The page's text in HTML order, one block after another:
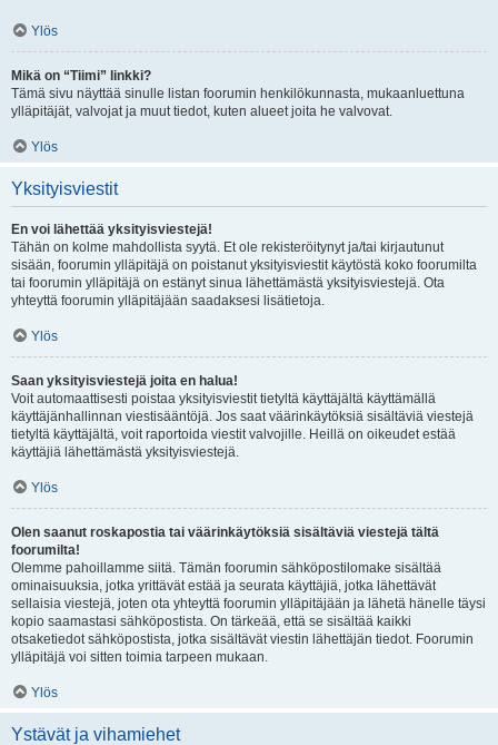
Ylös
Mikä on “Tiimi” linkki?
Tämä sivu näyttää sinulle listan foorumin henkilökunnasta, mukaanluettuna
ylläpitäjät, valvojat ja muut tiedot, kuten alueet joita he valvovat.
Ylös
Yksityisviestit
En voi lähettää yksityisviestejä!
Tähän on kolme mahdollista syytä. Et ole rekisteröitynyt ja/tai kirjautunut
sisään, foorumin ylläpitäjä on poistanut yksityisviestit käytöstä koko foorumilta
tai foorumin ylläpitäjä on estänyt sinua lähettämästä yksityisviestejä. Ota
yhteyttä foorumin ylläpitäjään saadaksesi lisätietoja.
Ylös
Saan yksityisviestejä joita en halua!
Voit automaattisesti poistaa yksityisviestit tietyltä käyttäjältä käyttämällä
käyttäjänhallinnan viestisääntöjä. Jos saat väärinkäytöksiä sisältäviä viestejä
tietyltä käyttäjältä, voit raportoida viestit valvojille. Heillä on oikeudet estää
käyttäjiä lähettämästä yksityisviestejä.
Ylös
Olen saanut roskapostia tai väärinkäytöksiä sisältäviä viestejä tältä
foorumilta!
Olemme pahoillamme siitä. Tämän foorumin sähköpostilomake sisältää
ominaisuuksia, jotka yrittävät estää ja seurata käyttäjiä, jotka lähettävät
sellaisia viestejä, joten ota yhteyttä foorumin ylläpitäjään ja lähetä hänelle täysi
kopio saamastasi sähköpostista. On tärkeää, että se sisältää kaikki
otsaketiedot sähköpostista, jotka sisältävät viestin lähettäjän tiedot. Foorumin
ylläpitäjä voi sitten toimia tarpeen mukaan.
Ylös
Ystävät ja vihamiehet